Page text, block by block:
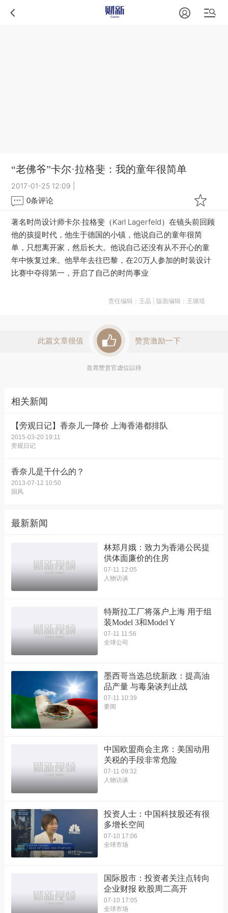
“老佛爷”卡尔·拉格斐：我的童年很简单
2017-01-25 12:09
0条评论
著名时尚设计师卡尔·拉格斐（Karl Lagerfeld）在镜头前回顾
他的孩提时代，他生于德国的小镇，他说自己的童年很简
单，只想离开家，然后长大。他说自己还没有从不开心的童
年中恢复过来。他早年去往巴黎，在20万人参加的时装设计
比赛中夺得第一，开启了自己的时尚事业
责任编辑：王晶 | 版面编辑：王璐瑶
此篇文章很值 赞赏激励一下
首席赞赏官虚位以待
相关新闻
【旁观日记】香奈儿一降价 上海香港都排队
2015-03-20 19:11
旁观日记
香奈儿是干什么的？
2013-07-12 10:50
国风
最新新闻
林郑月娥：致力为香港公民提
供体面廉价的住房
07-11 12:05
人物访谈
特斯拉工厂将落户上海 用于组
装Model 3和Model Y
07-11 11:56
全球公司
墨西哥当选总统新政：提高油
品产量 与毒枭谈判止战
07-11 10:39
要闻
中国欧盟商会主席：美国动用
关税的手段非常危险
07-11 09:32
人物访谈
投资人士：中国科技股还有很
多增长空间
07-10 17:06
全球市场
国际股市：投资者关注点转向
企业财报 欧股周二高开
07-10 17:05
全球市场